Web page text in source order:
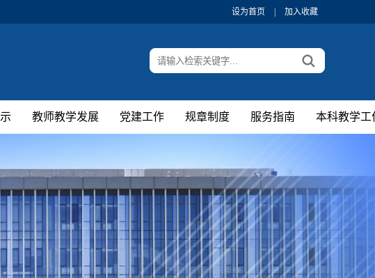
设为首页 加入收藏
教师教学发展 党建工作 规章制度 服务指南 本科教学工